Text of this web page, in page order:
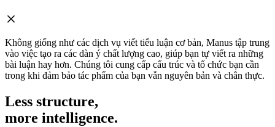
Không giống như các dịch vụ viết tiểu luận cơ bản, Manus tập trung
vào việc tạo ra các dàn ý chất lượng cao, giúp bạn tự viết ra những
bài luận hay hơn. Chúng tôi cung cấp cấu trúc và tổ chức bạn cần
trong khi đảm bảo tác phẩm của bạn vẫn nguyên bản và chân thực.
Less structure,
more intelligence.